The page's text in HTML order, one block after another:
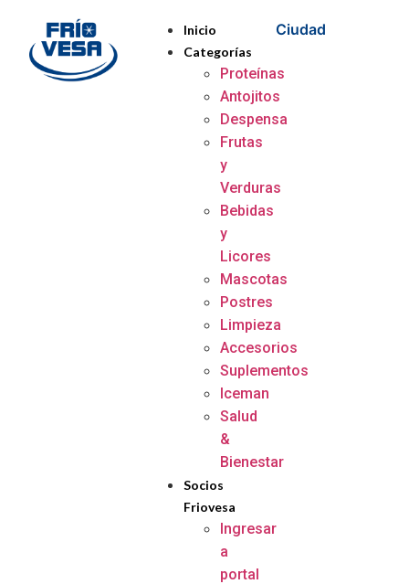
Inicio
Categorías
Proteínas
Antojitos
Despensa
Frutas
y
Verduras
Bebidas
y
Licores
Mascotas
Postres
Limpieza
Accesorios
Suplementos
Iceman
Salud
&
Bienestar
Socios
Friovesa
Ingresar
a
portal
Ciudad